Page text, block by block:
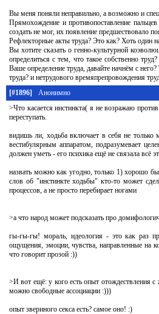
Вы меня поняли неправильно, а возможно и
Прямохождение и противопоставление
создать не мог, их появление предшествовало
Рефлекторные акты труда? Это как? Хоть один
Вы хотите сказать о генно-культурной
определиться с тем, что такое собственно
Ваше определение труда, давайте начнём с
труда? и нетрудового времяпрепровождения
[#1896]
Анонимно
>Что касается инстинкта( я не возражаю
переступать.
видишь ли, ходьба включает в себя не
вестибулярным аппаратом, подразумевает
должен уметь - его психика ещё не связала всё
назвать можно как угодно, только 1) хорошо
слов об "инстинкте ходьбы" кто-то может
процессов, а не просто перебирает ногами
>а что народ может подсказать про
гы-гы-гы! мораль, идеология - это как раз
ощущения, эмоции, чувства, направленные на
что говорит прозой :))
>И вот ещё: у кого есть опыт отождествления
можно свободные ассоциации :)))
опыт звериного секса есть? самое оно! :)